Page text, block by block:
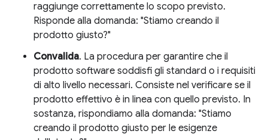
raggiunge correttamente lo scopo previsto.
Risponde alla domanda: "Stiamo creando il
prodotto giusto?"
Convalida. La procedura per garantire che il
prodotto software soddisfi gli standard o i requisiti
di alto livello necessari. Consiste nel verificare se il
prodotto effettivo è in linea con quello previsto. In
sostanza, rispondiamo alla domanda: "Stiamo
creando il prodotto giusto per le esigenze